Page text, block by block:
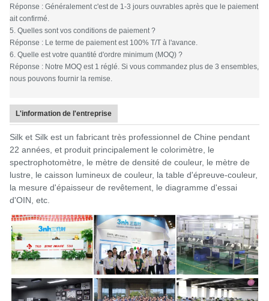
Réponse : Généralement c'est de 1-3 jours ouvrables après que le paiement
ait confirmé.
5. Quelles sont vos conditions de paiement ?
Réponse : Le terme de paiement est 100% T/T à l'avance.
6. Quelle est votre quantité d'ordre minimum (MOQ) ?
Réponse : Notre MOQ est 1 réglé. Si vous commandez plus de 3 ensembles,
nous pouvons fournir la remise.
L'information de l'entreprise
Silk et Silk est un fabricant très professionnel de Chine pendant
22 années, et produit principalement le colorimètre, le
spectrophotomètre, le mètre de densité de couleur, le mètre de
lustre, le caisson lumineux de couleur, la table d'épreuve-couleur,
la mesure d'épaisseur de revêtement, le diagramme d'essai
d'OIN, etc.